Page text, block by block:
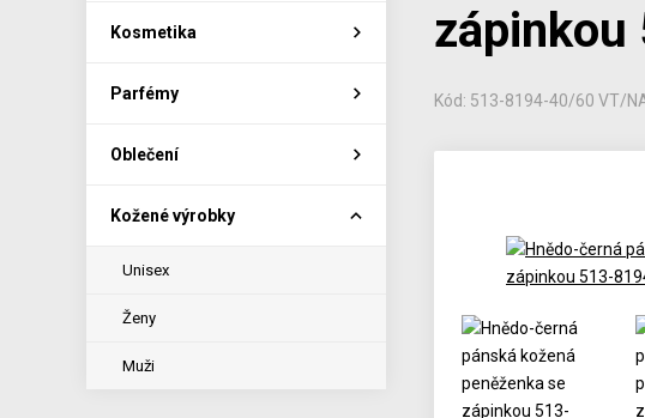
Kód: 513-8194-40/60 VT/
Kosmetika
Parfémy
Oblečení
Kožené výrobky
Unisex
Ženy
Muži